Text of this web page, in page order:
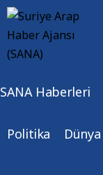
SANA Haberleri
Politika Dünya